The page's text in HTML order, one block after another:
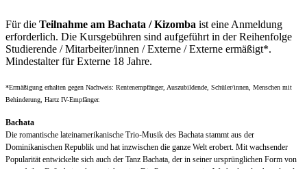
Für die Teilnahme am Bachata / Kizomba ist eine Anmeldung
erforderlich. Die Kursgebühren sind aufgeführt in der Reihenfolge
Studierende / Mitarbeiter/innen / Externe / Externe ermäßigt*.
Mindestalter für Externe 18 Jahre.
*Ermäßigung erhalten gegen Nachweis: Rentenempfänger, Auszubildende, Schüler/innen, Menschen mit
Behinderung, Hartz IV-Empfänger.
Bachata
Die romantische lateinamerikanische Trio-Musik des Bachata stammt aus der
Dominikanischen Republik und hat inzwischen die ganze Welt erobert. Mit wachsender
Popularität entwickelte sich auch der Tanz Bachata, der in seiner ursprünglichen Form von